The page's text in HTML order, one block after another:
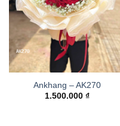
Ankhang – AK270
1.500.000 ₫